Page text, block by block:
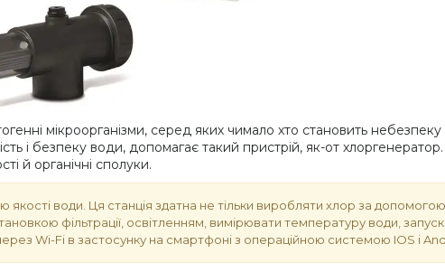
мікроорганізми, серед яких чимало хто становить
і безпеку води, допомагає такий пристрій, як-от
й органічні сполуки.
води. Ця станція здатна не тільки виробляти хлор за
фільтрації, освітленням, вимірювати температуру води,
Wi-Fi в застосунку на смартфоні з операційною системою IOS і